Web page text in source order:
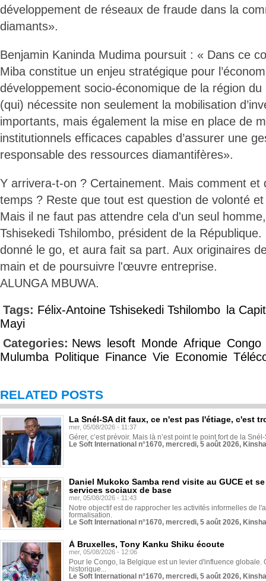
développement de réseaux de fraude dans la
diamants».
Benjamin Kaninda Mudima poursuit : « Dans ce
Miba constitue un enjeu stratégique pour
développement socio-économique de la région
(qui) nécessite non seulement la mobilisation
importants, mais également la mise en place de
institutionnels efficaces capables d’assurer une
responsable des ressources diamantifères».
Y arrivera-t-on ? Certainement. Mais comment et
temps ? Reste que tout est question de volonté
Mais il ne faut pas attendre cela d'un seul
Tshisekedi Tshilombo, président de la
donné le go, et aura fait sa part. Aux originaires
main et de poursuivre l'œuvre entreprise.
ALUNGA MBUWA.
Tags: Félix-Antoine Tshisekedi Tshilombo
la
Mayi
Categories: News lesoft Monde Afrique Congo
Mulumba Politique Finance Vie Economie
RELATED POSTS
La Snél-SA dit faux, ce n'est pas l'étiage, c'est
mer, 05/08/2026 - 11:37
Gérer, c’est prévoir. Mais là n’est point le point fort de la
Le Soft International n°1670, mercredi, 5 août 2026,
Daniel Mukoko Samba rend visite au GUCE et
services sociaux de base
mer, 05/08/2026 - 11:43
Notre objectif est de rapprocher les activités informelles de
formalisation.
Le Soft International n°1670, mercredi, 5 août 2026,
À Bruxelles, Tony Kanku Shiku écoute
mer, 05/08/2026 - 12:06
Pour le Congo, la Belgique est un levier d'influence globale.
historique...
Le Soft International n°1670, mercredi, 5 août 2026,